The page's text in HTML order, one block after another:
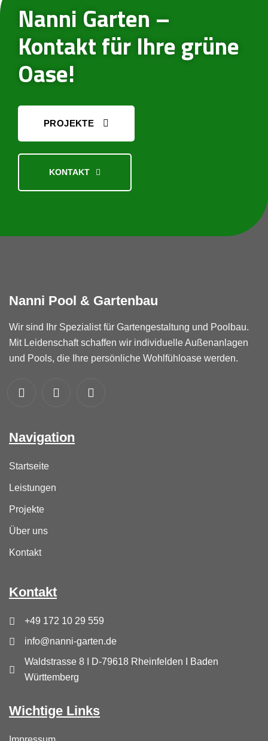
Nanni Garten –
Kontakt für Ihre grüne
Oase!
PROJEKTE
KONTAKT
Nanni Pool & Gartenbau
Wir sind Ihr Spezialist für Gartengestaltung und Poolbau.
Mit Leidenschaft schaffen wir individuelle Außenanlagen
und Pools, die Ihre persönliche Wohlfühloase werden.
Navigation
Startseite
Leistungen
Projekte
Über uns
Kontakt
Kontakt
+49 172 10 29 559
info@nanni-garten.de
Waldstrasse 8 I D-79618 Rheinfelden I Baden
Württemberg
Wichtige Links